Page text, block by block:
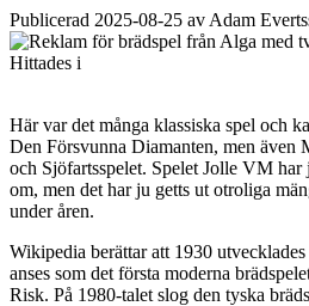
Publicerad 2025-08-25 av Adam
Hittades i
Här var det många klassiska spel och
Den Försvunna Diamanten, men även
och Sjöfartsspelet. Spelet Jolle VM har
om, men det har ju getts ut otroliga
under åren.
Wikipedia berättar att 1930
anses som det första moderna
Risk. På 1980-talet slog den tyska